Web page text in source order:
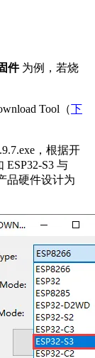
件为例，若烧
Tool（下
，根据开
S3 与
品硬件设计为